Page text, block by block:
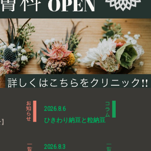
2026.8.6
ひきわり納豆と粒納豆
2026.8.3